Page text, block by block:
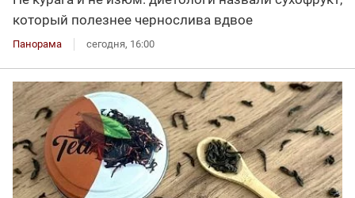
который полезнее чернослива вдвое
Панорама сегодня, 16:00